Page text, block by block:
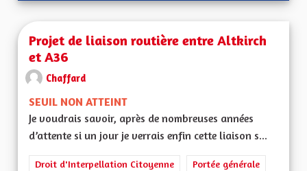
Projet de liaison routière entre Altkirch
et A36
Chaffard
SEUIL NON ATTEINT
Je voudrais savoir, après de nombreuses années
d’attente si un jour je verrais enfin cette liaison s...
Droit d'Interpellation Citoyenne
Portée générale